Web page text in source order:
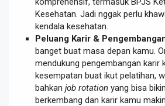
Kesehatan. Jadi nggak perlu
kendala kesehatan.
Peluang Karir &
banget buat masa depan kamu.
mendukung pengembangan karir
kesempatan buat ikut pelatihan,
bahkan job rotation yang bisa bikin
berkembang dan karir kamu